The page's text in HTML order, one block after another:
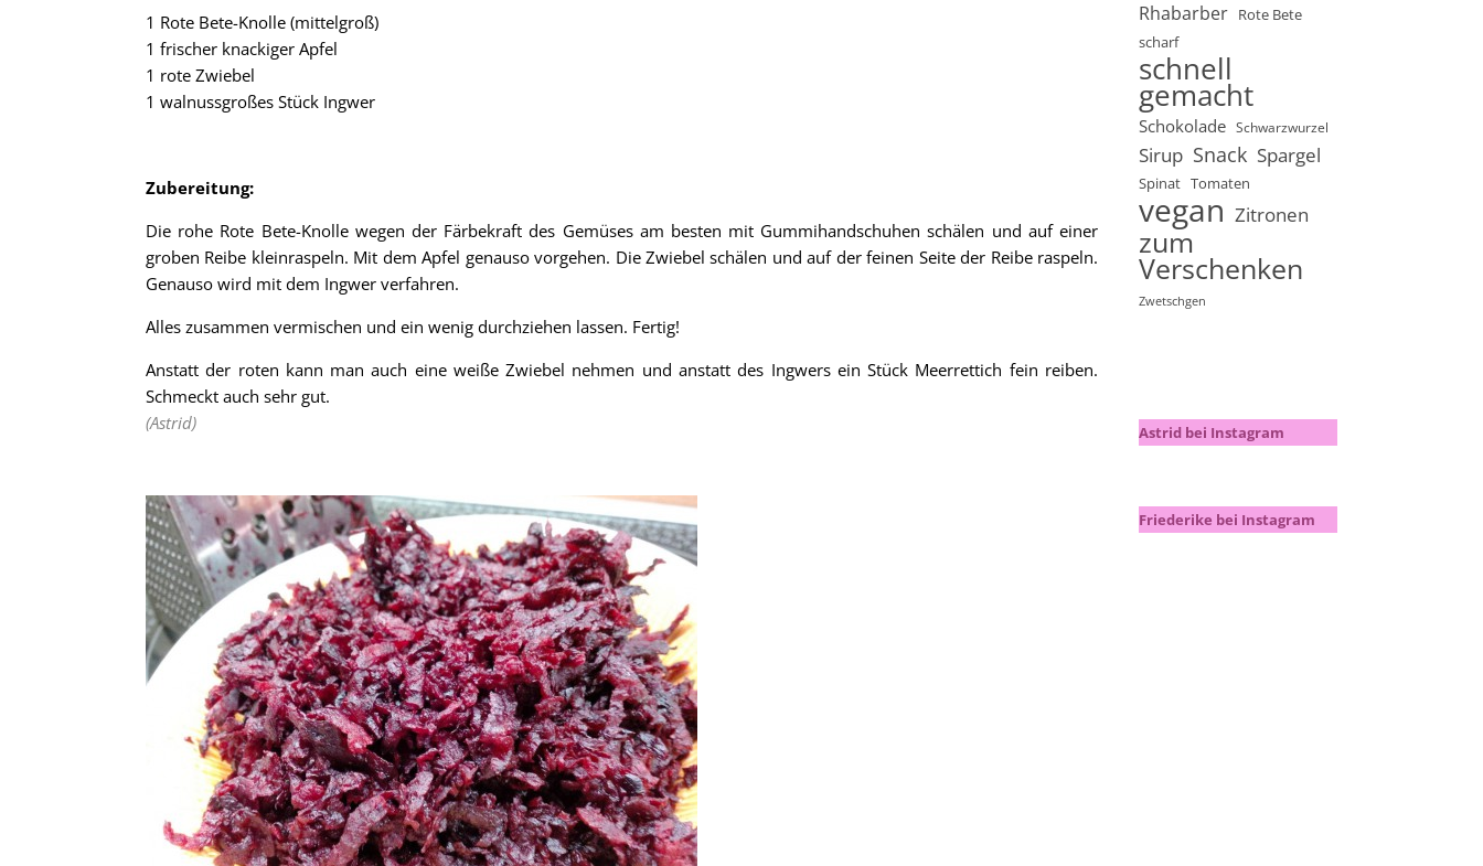
1 Rote Bete-Knolle (mittelgroß)
1 frischer knackiger Apfel
1 rote Zwiebel
1 walnussgroßes Stück Ingwer
Zubereitung:
Die rohe Rote Bete-Knolle wegen der Färbekraft des Gemüses am besten mit Gummihandschuhen schälen und auf einer
groben Reibe kleinraspeln. Mit dem Apfel genauso vorgehen. Die Zwiebel schälen und auf der feinen Seite der Reibe raspeln.
Genauso wird mit dem Ingwer verfahren.
Alles zusammen vermischen und ein wenig durchziehen lassen. Fertig!
Anstatt der roten kann man auch eine weiße Zwiebel nehmen und anstatt des Ingwers ein Stück Meerrettich fein reiben.
Schmeckt auch sehr gut.
(Astrid)
Rhabarber Rote Bete
scharf
schnell
gemacht
Schokolade Schwarzwurzel
Sirup Snack Spargel
Spinat Tomaten
vegan Zitronen
zum
Verschenken
Zwetschgen
Astrid bei Instagram
Friederike bei Instagram